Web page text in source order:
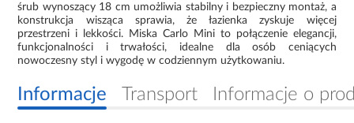
śrub wynoszący 18 cm umożliwia stabilny i bezpieczny montaż, a
konstrukcja wisząca sprawia, że łazienka zyskuje więcej
przestrzeni i lekkości. Miska Carlo Mini to połączenie elegancji,
funkcjonalności i trwałości, idealne dla osób ceniących
nowoczesny styl i wygodę w codziennym użytkowaniu.
Informacje Transport Informacje o